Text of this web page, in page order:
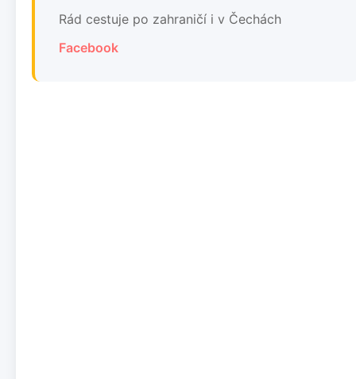
Rád cestuje po zahraničí i v Čechách
Facebook